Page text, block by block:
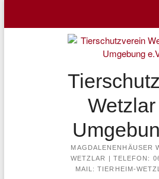
content
MAGDALENENHÄUSER
WETZLAR | TELEFON:
MAIL: TIERHEIM-